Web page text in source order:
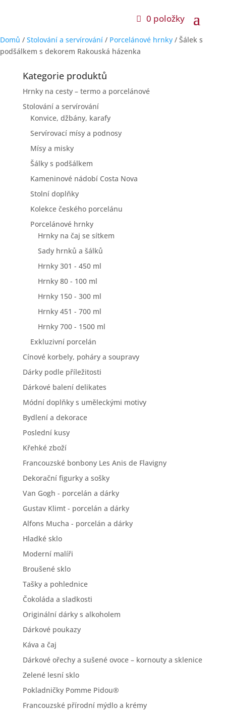
0 položky
Domů / Stolování a servírování / Porcelánové hrnky / Šálek s
podšálkem s dekorem Rakouská házenka
Kategorie produktů
Hrnky na cesty – termo a porcelánové
Stolování a servírování
Konvice, džbány, karafy
Servírovací mísy a podnosy
Mísy a misky
Šálky s podšálkem
Kameninové nádobí Costa Nova
Stolní doplňky
Kolekce českého porcelánu
Porcelánové hrnky
Hrnky na čaj se sítkem
Sady hrnků a šálků
Hrnky 301 - 450 ml
Hrnky 80 - 100 ml
Hrnky 150 - 300 ml
Hrnky 451 - 700 ml
Hrnky 700 - 1500 ml
Exkluzivní porcelán
Cínové korbely, poháry a soupravy
Dárky podle příležitosti
Dárkové balení delikates
Módní doplňky s uměleckými motivy
Bydlení a dekorace
Poslední kusy
Křehké zboží
Francouzské bonbony Les Anis de Flavigny
Dekorační figurky a sošky
Van Gogh - porcelán a dárky
Gustav Klimt - porcelán a dárky
Alfons Mucha - porcelán a dárky
Hladké sklo
Moderní malíři
Broušené sklo
Tašky a pohlednice
Čokoláda a sladkosti
Originální dárky s alkoholem
Dárkové poukazy
Káva a čaj
Dárkové ořechy a sušené ovoce – kornouty a sklenice
Zelené lesní sklo
Pokladničky Pomme Pidou®
Francouzské přírodní mýdlo a krémy